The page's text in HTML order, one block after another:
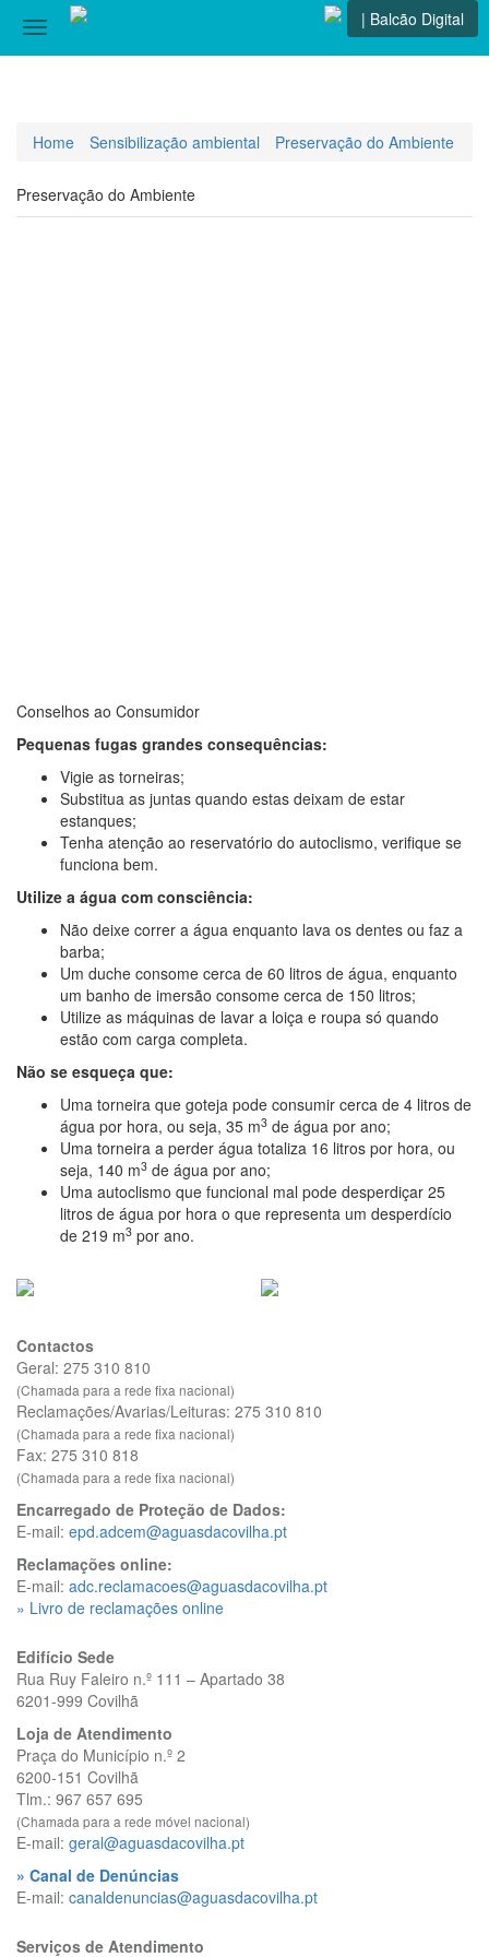
Toggle
navigation
| Balcão Digital
Home Sensibilização ambiental Preservação do Ambiente
Preservação do Ambiente
Conselhos ao Consumidor
Pequenas fugas grandes consequências:
Vigie as torneiras;
Substitua as juntas quando estas deixam de estar
estanques;
Tenha atenção ao reservatório do autoclismo, verifique se
funciona bem.
Utilize a água com consciência:
Não deixe correr a água enquanto lava os dentes ou faz a
barba;
Um duche consome cerca de 60 litros de água, enquanto
um banho de imersão consome cerca de 150 litros;
Utilize as máquinas de lavar a loiça e roupa só quando
estão com carga completa.
Não se esqueça que:
Uma torneira que goteja pode consumir cerca de 4 litros de
água por hora, ou seja, 35 m3 de água por ano;
Uma torneira a perder água totaliza 16 litros por hora, ou
seja, 140 m3 de água por ano;
Uma autoclismo que funcional mal pode desperdiçar 25
litros de água por hora o que representa um desperdício
de 219 m3 por ano.
Contactos
Geral: 275 310 810
(Chamada para a rede fixa nacional)
Reclamações/Avarias/Leituras: 275 310 810
(Chamada para a rede fixa nacional)
Fax: 275 310 818
(Chamada para a rede fixa nacional)
Encarregado de Proteção de Dados:
E-mail: epd.adcem@aguasdacovilha.pt
Reclamações online:
E-mail: adc.reclamacoes@aguasdacovilha.pt
» Livro de reclamações online
Edifício Sede
Rua Ruy Faleiro n.º 111 – Apartado 38
6201-999 Covilhã
Loja de Atendimento
Praça do Município n.º 2
6200-151 Covilhã
Tlm.: 967 657 695
(Chamada para a rede móvel nacional)
E-mail: geral@aguasdacovilha.pt
» Canal de Denúncias
E-mail: canaldenuncias@aguasdacovilha.pt
Serviços de Atendimento